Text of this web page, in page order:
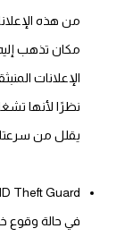
من هذه
مكان تذهب
الإعلانات
نظرًا لأنها
يقلل من
في حالة وقوع